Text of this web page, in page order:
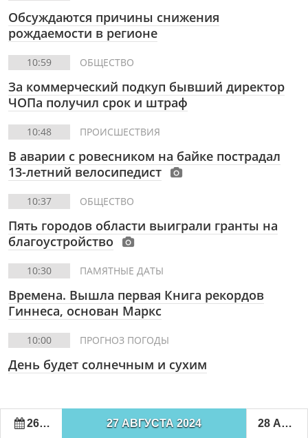
Обсуждаются причины снижения
рождаемости в регионе
10:59 ОБЩЕСТВО
За коммерческий подкуп бывший директор
ЧОПа получил срок и штраф
10:48 ПРОИСШЕСТВИЯ
В аварии с ровесником на байке пострадал
13-летний велосипедист
10:37 ОБЩЕСТВО
Пять городов области выиграли гранты на
благоустройство
10:30 ПАМЯТНЫЕ ДАТЫ
Времена. Вышла первая Книга рекордов
Гиннеса, основан Маркс
10:00 ПРОГНОЗ ПОГОДЫ
День будет солнечным и сухим
26 АВГУСТА 2024 27 АВГУСТА 2024 28 АВГУСТА 2024